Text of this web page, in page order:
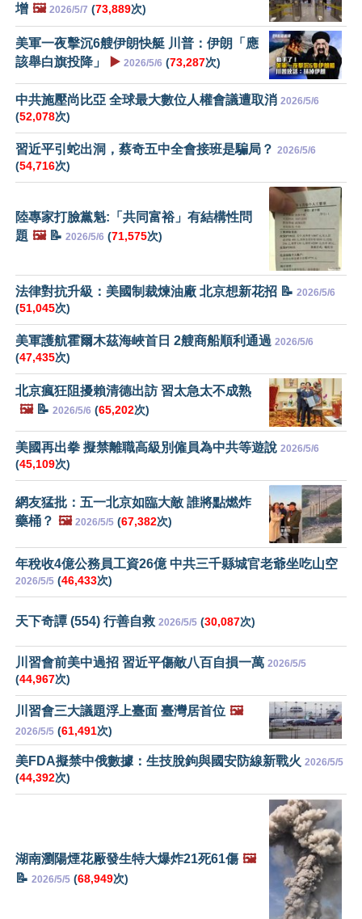
增 🖼️ 2026/5/7 (73,889次)
美軍一夜擊沉6艘伊朗快艇 川普：伊朗「應
該舉白旗投降」
▶️ 2026/5/6 (73,287次)
中共施壓尚比亞 全球最大數位人權會議遭取消 2026/5/6
(52,078次)
習近平引蛇出洞，蔡奇五中全會接班是騙局？ 2026/5/6
(54,716次)
陸專家打臉黨魁:「共同富裕」有結構性問
題 🖼️📝 2026/5/6 (71,575次)
法律對抗升級：美國制裁煉油廠 北京想新花招 📝 2026/5/6
(51,045次)
美軍護航霍爾木茲海峽首日 2艘商船順利通過 2026/5/6
(47,435次)
北京瘋狂阻擾賴清德出訪 習太急太不成熟
🖼️📝 2026/5/6 (65,202次)
美國再出拳 擬禁離職高級別僱員為中共等遊說 2026/5/6
(45,109次)
網友猛批：五一北京如臨大敵 誰將點燃炸
藥桶？ 🖼️ 2026/5/5 (67,382次)
年稅收4億公務員工資26億 中共三千縣城官老爺坐吃山空
2026/5/5 (46,433次)
天下奇譚 (554) 行善自救 2026/5/5 (30,087次)
川習會前美中過招 習近平傷敵八百自損一萬 2026/5/5
(44,967次)
川習會三大議題浮上臺面 臺灣居首位 🖼️
2026/5/5 (61,491次)
美FDA擬禁中俄數據：生技脫鉤與國安防線新戰火 2026/5/5
(44,392次)
湖南瀏陽煙花厰發生特大爆炸21死61傷 🖼️
📝 2026/5/5 (68,949次)